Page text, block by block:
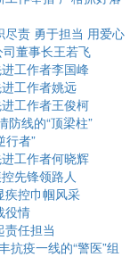
责 勇于担当 用爱心
董事长王若飞
工作者李国峰
工作者姚远
工作者王俊柯
防线的“顶梁柱”
行者”
工作者何晓辉
先锋领路人
疾控巾帼风采
役情
责任担当
抗疫一线的“警医”组